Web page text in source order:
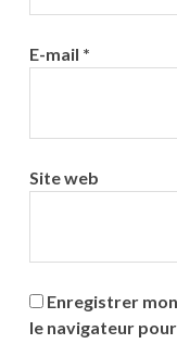
E-mail *
Site web
Enregistrer
le navigateur